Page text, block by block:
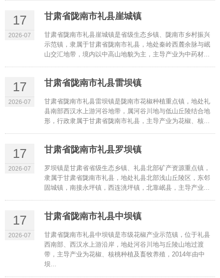
17
2026-07
甘肃省陇南市礼县崖城镇
甘肃省陇南市礼县崖城镇是省级生态乡镇、陇南市乡村振兴
示范镇，隶属于甘肃省陇南市礼县，地处秦岭西麓余脉与岷
山交汇地带，境内以中高山地貌为主，主导产业为中药材...
17
2026-07
甘肃省陇南市礼县雷坝镇
甘肃省陇南市礼县雷坝镇是陇南市花椒种植重点镇，地处礼
县南部西汉水上游河谷地带，属河谷川地与低山丘陵结合地
形，行政隶属于甘肃省陇南市礼县，主导产业为花椒、核...
17
2026-07
甘肃省陇南市礼县罗坝镇
罗坝镇是甘肃省省级生态乡镇、礼县北部矿产资源重点镇，
隶属于甘肃省陇南市礼县，地处礼县北部浅山丘陵区，东邻
固城镇，南接永坪镇，西连洮坪镇，北靠岷县，主导产业...
17
2026-07
甘肃省陇南市礼县中坝镇
甘肃省陇南市礼县中坝镇是市级花椒产业示范镇，位于礼县
西南部、西汉水上游沿岸，地处河谷川地与丘陵山地过渡
带，主导产业为花椒、核桃种植及畜牧养殖，2014年由中
坝...